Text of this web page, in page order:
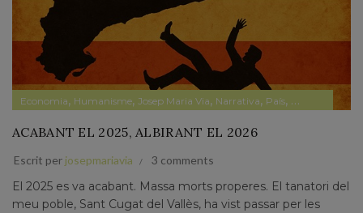
Economia, Humanisme, Josep Maria Via, Narrativa, País, Papers privats
ACABANT EL 2025, ALBIRANT EL 2026
Escrit per josepmariavia 3 comments
El 2025 es va acabant. Massa morts properes. El tanatori del
meu poble, Sant Cugat del Vallès, ha vist passar per les